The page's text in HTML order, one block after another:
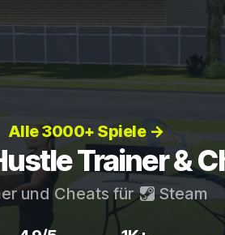
Alle 3000+ Spiele →
Trainer &
und Cheats für Steam